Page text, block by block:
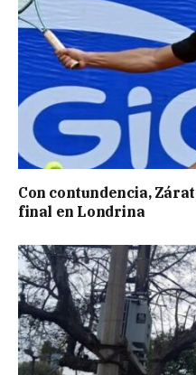
Con contundencia,
final en Londrina